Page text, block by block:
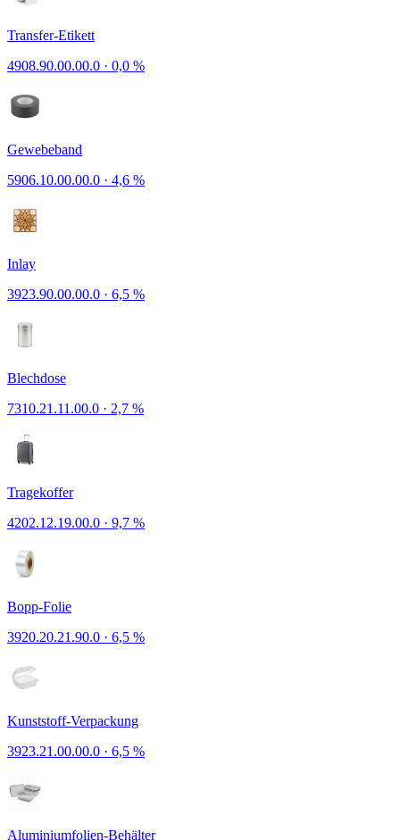
Transfer-Etikett
4908.90.00.00.0 · 0,0 %
Gewebeband
5906.10.00.00.0 · 4,6 %
Inlay
3923.90.00.00.0 · 6,5 %
Blechdose
7310.21.11.00.0 · 2,7 %
Tragekoffer
4202.12.19.00.0 · 9,7 %
Bopp-Folie
3920.20.21.90.0 · 6,5 %
Kunststoff-Verpackung
3923.21.00.00.0 · 6,5 %
Aluminiumfolien-Behälter